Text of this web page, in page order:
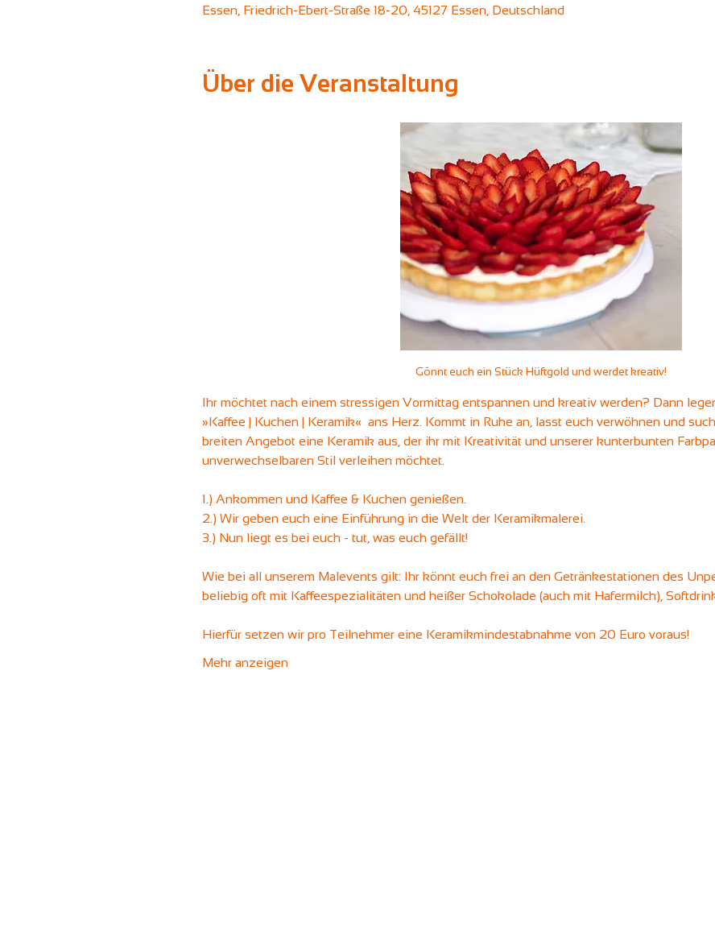
Essen, Friedrich-Ebert-Straße 18-20, 45127 Essen, Deutschland
Über die Veranstaltung
Gönnt euch ein Stück Hüftgold und werdet kreativ!
Ihr möchtet nach einem stressigen Vormittag entspannen und kreativ werden? Dann
»Kaffee | Kuchen | Keramik«  ans Herz. Kommt in Ruhe an, lasst euch verwöhnen und
breiten Angebot eine Keramik aus, der ihr mit Kreativität und unserer kunterbunten
unverwechselbaren Stil verleihen möchtet.
1.) Ankommen und Kaffee & Kuchen genießen.
2.) Wir geben euch eine Einführung in die Welt der Keramikmalerei.
3.) Nun liegt es bei euch - tut, was euch gefällt!
Wie bei all unserem Malevents gilt: Ihr könnt euch frei an den Getränkestationen des
beliebig oft mit Kaffeespezialitäten und heißer Schokolade (auch mit Hafermilch),
Hierfür setzen wir pro Teilnehmer eine Keramikmindestabnahme von 20 Euro voraus!
Mehr anzeigen